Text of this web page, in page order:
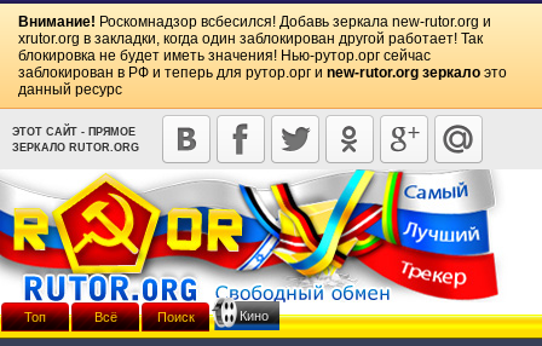
Внимание! Роскомнадзор всбесился! Добавь зеркала new-rutor.org и
xrutor.org в закладки, когда один заблокирован другой работает! Так
блокировка не будет иметь значения! Нью-рутор.орг сейчас
заблокирован в РФ и теперь для рутор.орг и new-rutor.org зеркало это
данный ресурс
ЭТОТ САЙТ - ПРЯМОЕ
ЗЕРКАЛО RUTOR.ORG